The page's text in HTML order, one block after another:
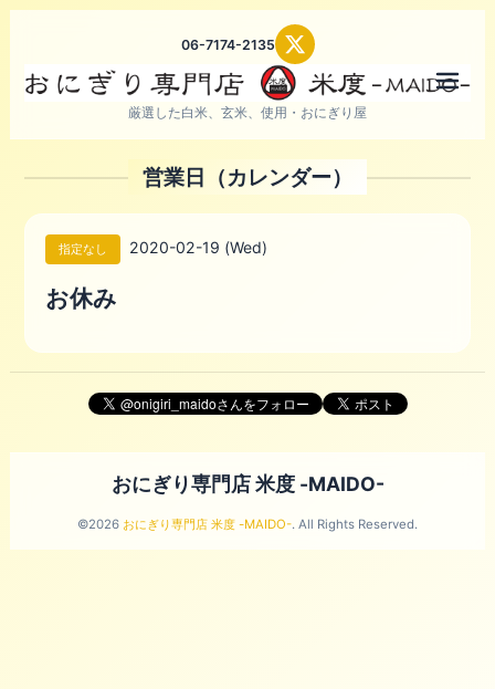
06-7174-2135
厳選した白米、玄米、使用・おにぎり屋
営業日（カレンダー）
指定なし 2020-02-19 (Wed)
お休み
おにぎり専門店 米度 -MAIDO-
©2026 おにぎり専門店 米度 -MAIDO-. All Rights Reserved.